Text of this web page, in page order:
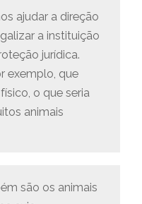
ajudar a direção
a instituição
jurídica.
exemplo, que
o que seria
animais
são os animais